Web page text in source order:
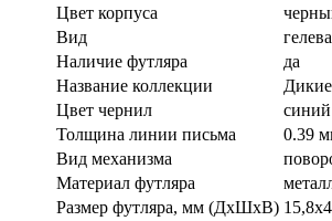
Цвет корпуса
Вид
Наличие футляра
да
Название коллекции
Цвет чернил
синий
Толщина линии письма
0.39
Вид механизма
Материал футляра
Размер футляра, мм (ДхШхВ)